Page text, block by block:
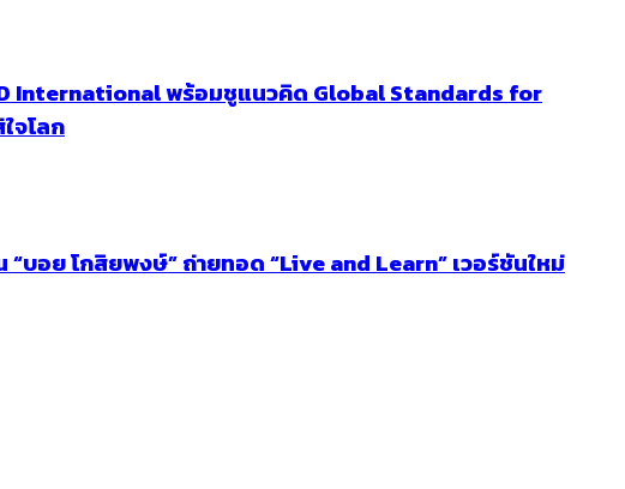
International พร้อมชูแนวคิด Global Standards for
จโลก
บอย โกสิยพงษ์” ถ่ายทอด “Live and Learn” เวอร์ชันใหม่